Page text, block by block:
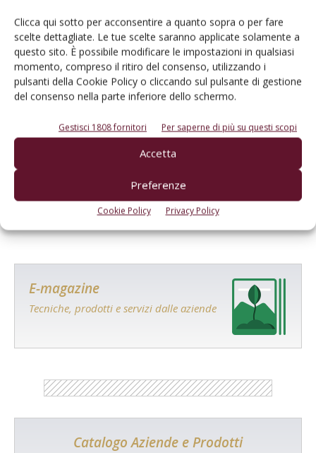
Clicca qui sotto per acconsentire a quanto sopra o per fare
scelte dettagliate. Le tue scelte saranno applicate solamente a
questo sito. È possibile modificare le impostazioni in qualsiasi
momento, compreso il ritiro del consenso, utilizzando i
pulsanti della Cookie Policy o cliccando sul pulsante di gestione
del consenso nella parte inferiore dello schermo.
Gestisci 1808 fornitori Per saperne di più su questi scopi
Accetta
Preferenze
Cookie Policy Privacy Policy
Salva il mio nome, email e sito web in questo browser per la
prossima volta che commento.
E-magazine
Tecniche, prodotti e servizi dalle aziende
Catalogo Aziende e Prodotti